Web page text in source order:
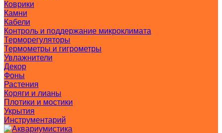
Коврики
Камни
Кабели
Контроль и поддержание микроклимата
Терморегуляторы
Термометры и гигрометры
Увлажнители
Декор
Фоны
Растения
Коряги и лианы
Плотики и мостики
Укрытия
Инструментарий